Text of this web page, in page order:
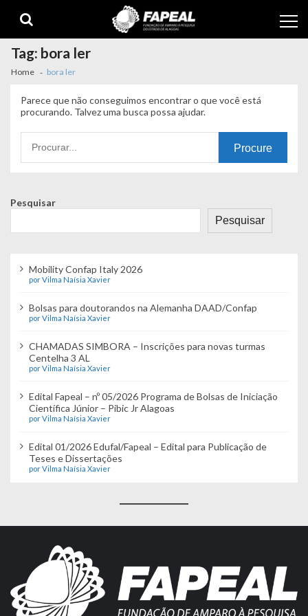
navigation
content
Tag: bora ler
Home bora ler
Parece que não conseguimos encontrar o que você está
procurando. Talvez uma busca possa ajudar.
por:
Pesquisar
Pesquisar
Mobility Confap Italy 2026
por Vilma Naísia Xavier
Bolsas para doutorandos na Alemanha DAAD/Confap
por Vilma Naísia Xavier
CHAMADAS SIMBORA – Inscrições para novas turmas
Centelha 3 AL
por Vilma Naísia Xavier
Edital Fapeal – nº 05/2026 Programa de Bolsas de Iniciação
Científica Júnior – Pibic Jr Alagoas
por Vilma Naísia Xavier
Edital 01/2026 Edufal/Fapeal – Edital para Publicação de
Teses e Dissertações
por Vilma Naísia Xavier